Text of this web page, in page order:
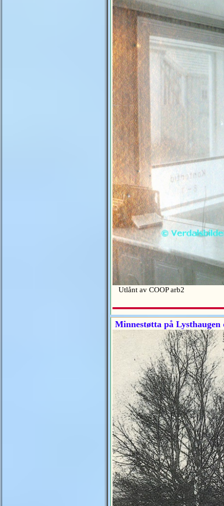
Utlånt av COOP arb2
Minnestøtta på Lysthaugen